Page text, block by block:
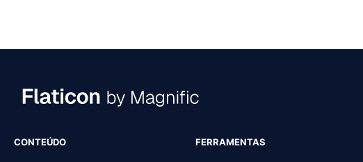
CONTEÚDO FERRAMENTAS